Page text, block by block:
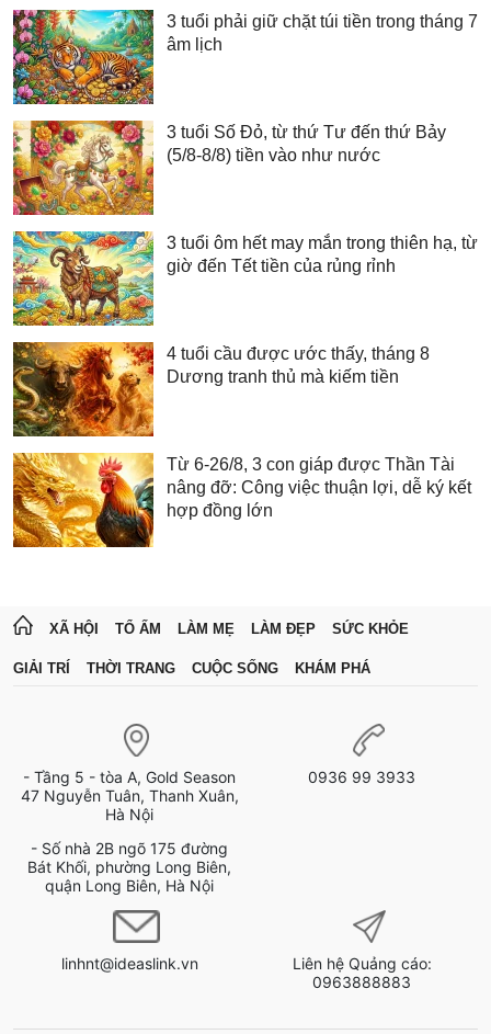
3 tuổi phải giữ chặt túi tiền trong tháng 7
âm lịch
3 tuổi Số Đỏ, từ thứ Tư đến thứ Bảy
(5/8-8/8) tiền vào như nước
3 tuổi ôm hết may mắn trong thiên hạ, từ
giờ đến Tết tiền của rủng rỉnh
4 tuổi cầu được ước thấy, tháng 8
Dương tranh thủ mà kiếm tiền
Từ 6-26/8, 3 con giáp được Thần Tài
nâng đỡ: Công việc thuận lợi, dễ ký kết
hợp đồng lớn
XÃ HỘI TỔ ẤM LÀM MẸ LÀM ĐẸP SỨC KHỎE
GIẢI TRÍ THỜI TRANG CUỘC SỐNG KHÁM PHÁ
- Tầng 5 - tòa A, Gold Season
47 Nguyễn Tuân, Thanh Xuân,
Hà Nội
- Số nhà 2B ngõ 175 đường
Bát Khối, phường Long Biên,
quận Long Biên, Hà Nội
0936 99 3933
linhnt@ideaslink.vn
Liên hệ Quảng cáo:
0963888883